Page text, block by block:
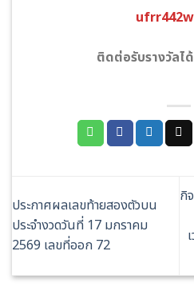
ติดต่อรับรางวัลไ
ประกาศผลเลขท้ายสองตัวบน
ประจำงวดวันที่ 17 มกราคม
2569 เลขที่ออก 72
กิ